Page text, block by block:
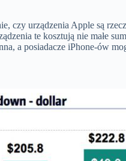
czy urządzenia Apple są
te kosztują nie małe
a posiadacze iPhone-ów